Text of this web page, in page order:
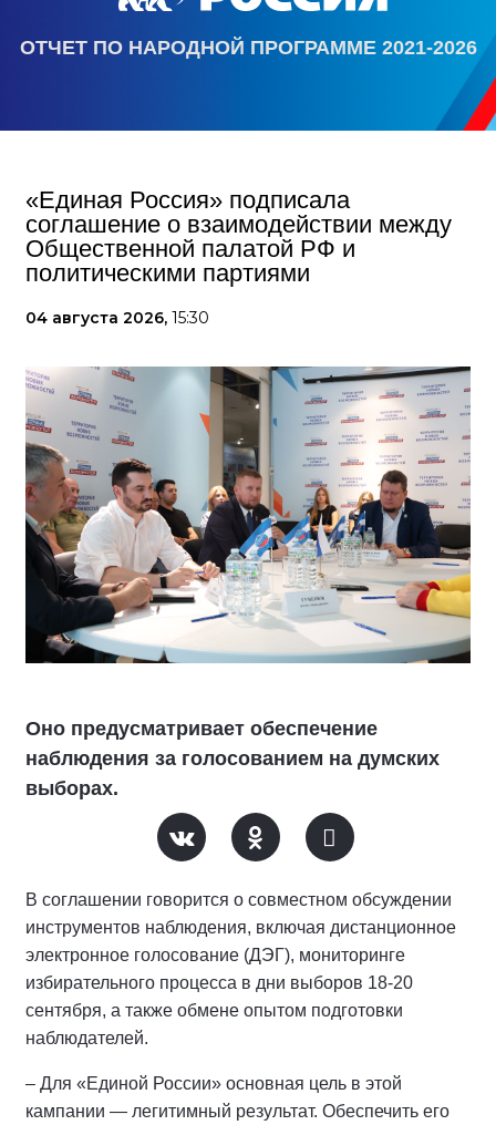
ОТЧЕТ ПО НАРОДНОЙ ПРОГРАММЕ 2021-2026
«Единая Россия» подписала
соглашение о взаимодействии между
Общественной палатой РФ и
политическими партиями
04 августа 2026, 15:30
Оно предусматривает обеспечение
наблюдения за голосованием на думских
выборах.
В соглашении говорится о совместном обсуждении
инструментов наблюдения, включая дистанционное
электронное голосование (ДЭГ), мониторинге
избирательного процесса в дни выборов 18-20
сентября, а также обмене опытом подготовки
наблюдателей.
– Для «Единой России» основная цель в этой
кампании — легитимный результат. Обеспечить его